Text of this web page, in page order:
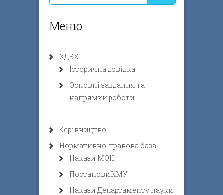
Меню
ХДБХТТ
Історична довідка
Основні завдання та
напрямки роботи
Керівництво
Нормативно-правова база
Накази МОН
Постанови КМУ
Накази Департаменту науки